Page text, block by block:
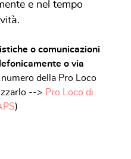
e nel tempo
o comunicazioni
o via
numero della Pro Loco
--> Pro Loco di
)